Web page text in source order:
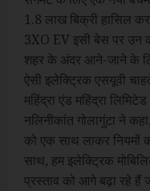
1.8 लाख बिक्री हासिल
3XO EV इसी बेस पर उन
शहर के अंदर आने-जाने के
ऐसी इलेक्ट्रिक एसयूवी
महिंद्रा एंड महिंद्रा
नलिनीकांत गोलागुंटा ने
को एक साथ लाकर
साथ, हम इलेक्ट्रिक
प्रस्ताव को आगे बढ़ा रहे हैं